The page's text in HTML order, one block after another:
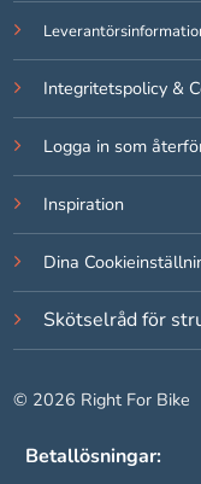
Integritetspolicy &
Logga in som
Inspiration
Dina
Skötselråd för
© 2026 Right For Bike
Betallösningar:
kommer viss
funktionalitet
att försvinna
hemsidan.
Marknadsföring
med dig av dina
intressen och ditt
beteende när du
personligt
anpassat
erbjudanden.